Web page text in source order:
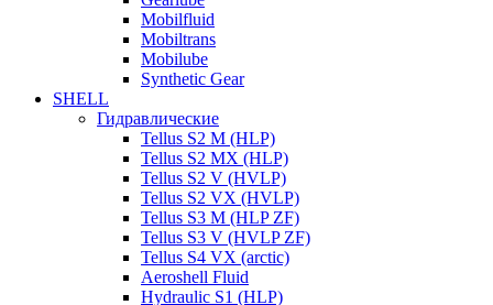
Mobilfluid
Mobiltrans
Mobilube
Synthetic Gear
SHELL
Гидравлические
Tellus S2 M (HLP)
Tellus S2 MХ (HLP)
Tellus S2 V (HVLP)
Tellus S2 VX (HVLP)
Tellus S3 M (HLP ZF)
Tellus S3 V (HVLP ZF)
Tellus S4 VX (arctic)
Aeroshell Fluid
Hydraulic S1 (HLP)